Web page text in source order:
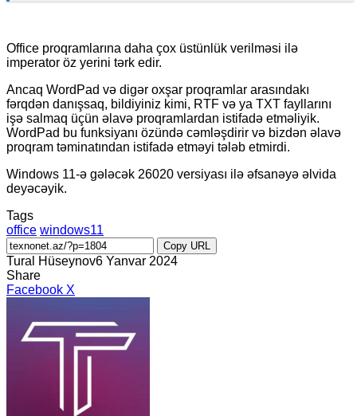
Office proqramlarına daha çox üstünlük verilməsi ilə
imperator öz yerini tərk edir.
Ancaq WordPad və digər oxşar proqramlar arasındakı
fərqdən danışsaq, bildiyiniz kimi, RTF və ya TXT fayllarını
işə salmaq üçün əlavə proqramlardan istifadə etməliyik.
WordPad bu funksiyanı özündə cəmləşdirir və bizdən əlavə
proqram təminatından istifadə etməyi tələb etmirdi.
Windows 11-ə gələcək 26020 versiyası ilə əfsanəyə əlvida
deyəcəyik.
Tags
office windows11
Copy URL
Tural Hüseynov6 Yanvar 2024
Share
Facebook X